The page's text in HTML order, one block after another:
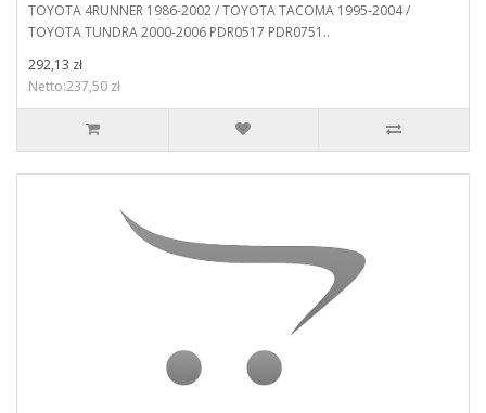
TOYOTA 4RUNNER 1986-2002 / TOYOTA TACOMA 1995-2004 /
TOYOTA TUNDRA 2000-2006 PDR0517 PDR0751..
292,13 zł
Netto:237,50 zł